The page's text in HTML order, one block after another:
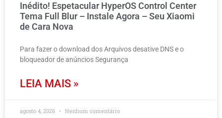
Inédito! Espetacular HyperOS Control Center
Tema Full Blur – Instale Agora – Seu Xiaomi
de Cara Nova
Para fazer o download dos Arquivos desative DNS e o
bloqueador de anúncios Segurança
LEIA MAIS »
agosto 4, 2026 Nenhum comentário